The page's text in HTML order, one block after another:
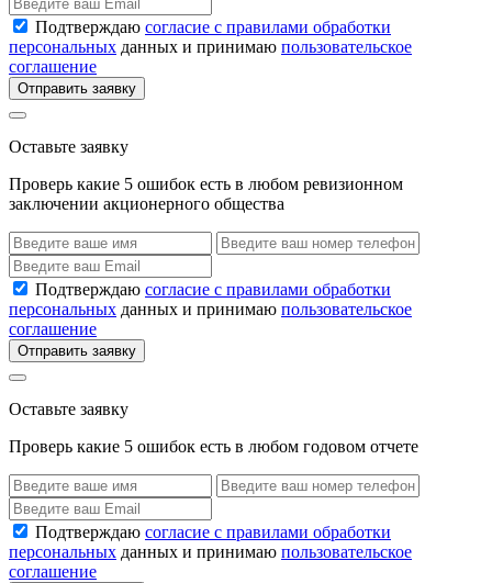
Подтверждаю согласие с правилами обработки
персональных данных и принимаю пользовательское
соглашение
Отправить заявку
Оставьте заявку
Проверь какие 5 ошибок есть в любом ревизионном
заключении акционерного общества
Подтверждаю согласие с правилами обработки
персональных данных и принимаю пользовательское
соглашение
Отправить заявку
Оставьте заявку
Проверь какие 5 ошибок есть в любом годовом отчете
Подтверждаю согласие с правилами обработки
персональных данных и принимаю пользовательское
соглашение